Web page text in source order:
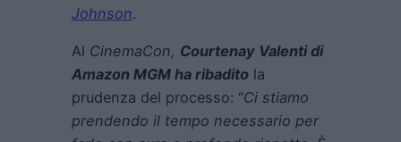
Johnson.
Al CinemaCon, Courtenay Valenti di
Amazon MGM ha ribadito la
prudenza del processo: “Ci stiamo
prendendo il tempo necessario per